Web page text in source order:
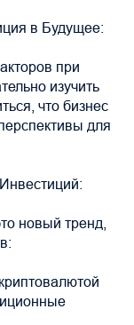
в Будущее:
при
изучить
что бизнес
для
новый тренд,